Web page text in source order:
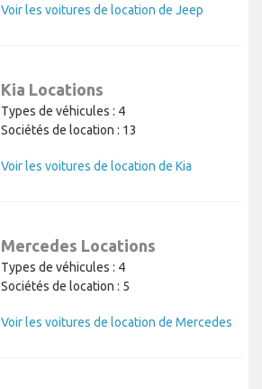
Voir les voitures de location de Jeep
Kia Locations
Types de véhicules : 4
Sociétés de location : 13
Voir les voitures de location de Kia
Mercedes Locations
Types de véhicules : 4
Sociétés de location : 5
Voir les voitures de location de Mercedes